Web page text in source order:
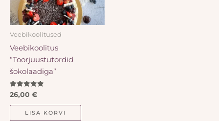
Veebikoolitused
Veebikoolitus
“Toorjuustutordid
šokolaadiga”
Hinnanguga
5.00
/ 5
26,00 €
LISA KORVI